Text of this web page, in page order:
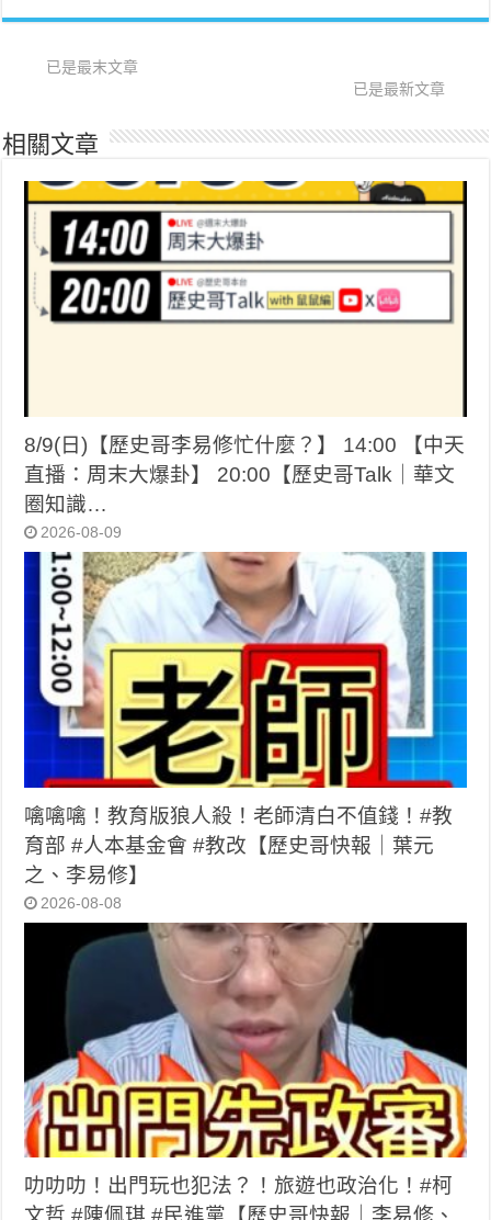
已是最末文章
已是最新文章
相關文章
8/9(日)【歷史哥李易修忙什麼？】 14:00 【中天
直播：周末大爆卦】 20:00【歷史哥Talk｜華文
圈知識…
2026-08-09
噙噙噙！教育版狼人殺！老師清白不值錢！#教
育部 #人本基金會 #教改【歷史哥快報｜葉元
之、李易修】
2026-08-08
叻叻叻！出門玩也犯法？！旅遊也政治化！#柯
文哲 #陳佩琪 #民進黨【歷史哥快報｜李易修、